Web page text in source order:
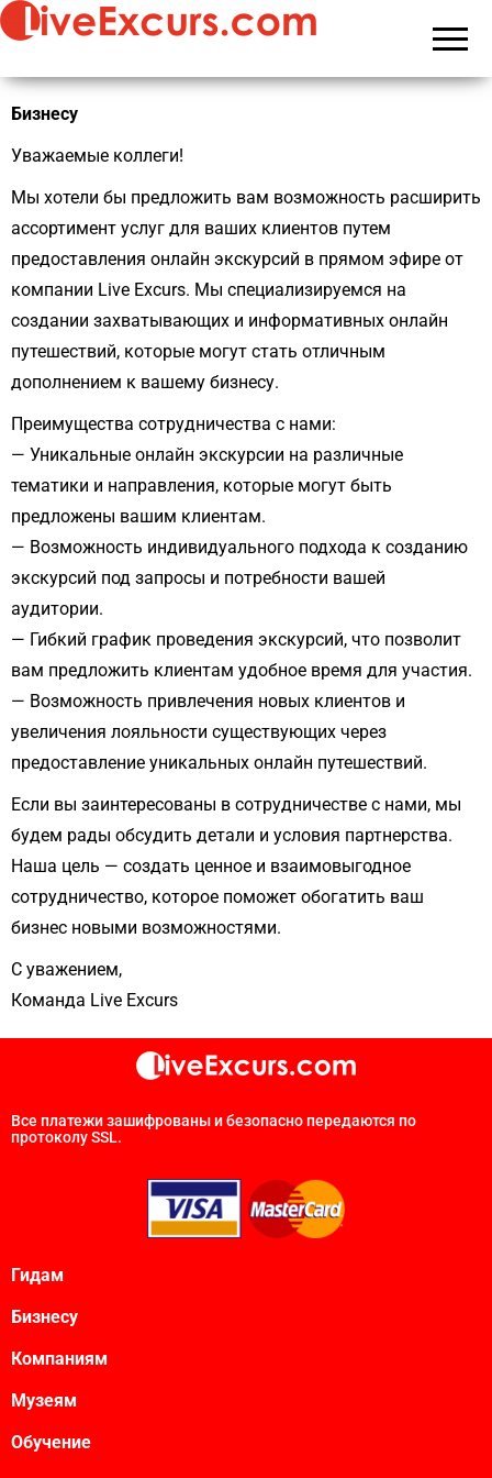
Interactive
Travel from
Бизнесу
Уважаемые коллеги!
Мы хотели бы предложить вам возможность расширить
ассортимент услуг для ваших клиентов путем
предоставления онлайн экскурсий в прямом эфире от
компании Live Excurs. Мы специализируемся на
создании захватывающих и информативных онлайн
путешествий, которые могут стать отличным
дополнением к вашему бизнесу.
Преимущества сотрудничества с нами:
— Уникальные онлайн экскурсии на различные
тематики и направления, которые могут быть
предложены вашим клиентам.
— Возможность индивидуального подхода к созданию
экскурсий под запросы и потребности вашей
аудитории.
— Гибкий график проведения экскурсий, что позволит
вам предложить клиентам удобное время для участия.
— Возможность привлечения новых клиентов и
увеличения лояльности существующих через
предоставление уникальных онлайн путешествий.
Если вы заинтересованы в сотрудничестве с нами, мы
будем рады обсудить детали и условия партнерства.
Наша цель — создать ценное и взаимовыгодное
сотрудничество, которое поможет обогатить ваш
бизнес новыми возможностями.
С уважением,
Команда Live Excurs
Все платежи зашифрованы и безопасно передаются по
протоколу SSL.
Гидам
Бизнесу
Компаниям
Музеям
Обучение